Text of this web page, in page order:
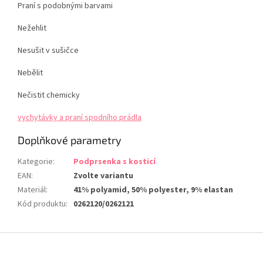
Praní s podobnými barvami
Nežehlit
Nesušit v sušičce
Nebělit
Nečistit chemicky
vychytávky a praní spodního prádla
Doplňkové parametry
Kategorie:
Podprsenka s kosticí
EAN:
Zvolte variantu
Materiál:
41% polyamid, 50% polyester, 9% elastan
Kód produktu: 0262120/0262121